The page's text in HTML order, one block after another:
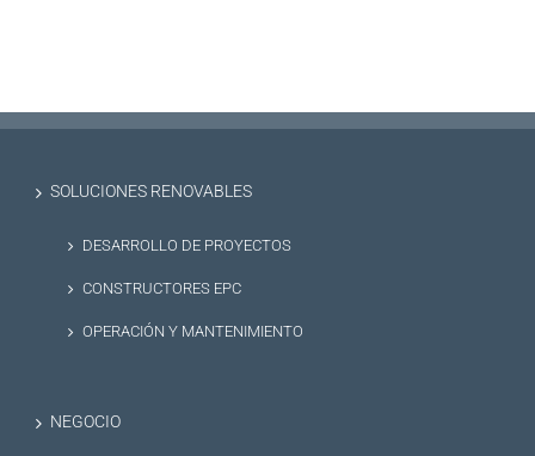
SOLUCIONES RENOVABLES
DESARROLLO DE PROYECTOS
CONSTRUCTORES EPC
OPERACIÓN Y MANTENIMIENTO
NEGOCIO